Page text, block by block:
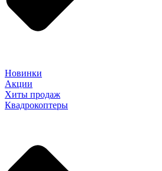
Новинки
Акции
Хиты продаж
Квадрокоптеры